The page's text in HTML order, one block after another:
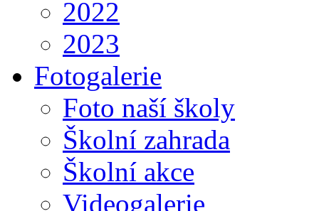
2022
2023
Fotogalerie
Foto naší školy
Školní zahrada
Školní akce
Videogalerie